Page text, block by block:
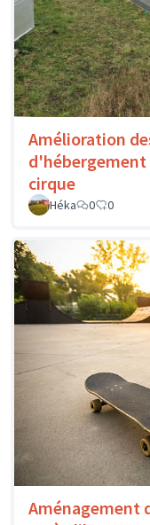
Amélioration
cirque
Héka 0 0
Aménagement